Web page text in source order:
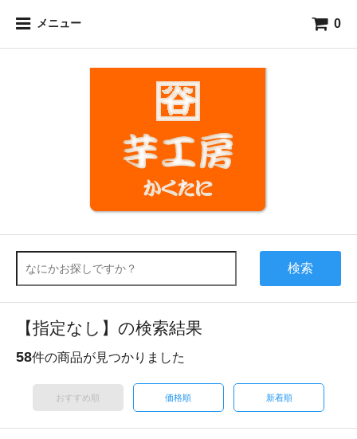
メニュー 0
検索
【指定なし】の検索結果
58件の商品が見つかりました
おすすめ順 価格順 新着順